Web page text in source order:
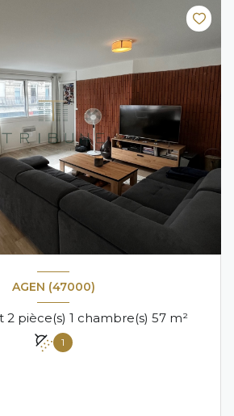
AGEN (47000)
Appartement 2 pièce(s) 1 chambre(s) 57 m²
1